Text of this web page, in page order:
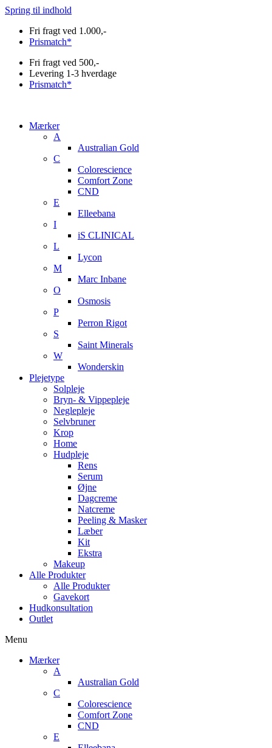
Spring til indhold
Fri fragt ved 1.000,-
Prismatch*
Fri fragt ved 500,-
Levering 1-3 hverdage
Prismatch*
Mærker
A
Australian Gold
C
Colorescience
Comfort Zone
CND
E
Elleebana
I
iS CLINICAL
L
Lycon
M
Marc Inbane
O
Osmosis
P
Perron Rigot
S
Saint Minerals
W
Wonderskin
Plejetype
Solpleje
Bryn- & Vippepleje
Neglepleje
Selvbruner
Krop
Home
Hudpleje
Rens
Serum
Øjne
Dagcreme
Natcreme
Peeling & Masker
Læber
Kit
Ekstra
Makeup
Alle Produkter
Alle Produkter
Gavekort
Hudkonsultation
Outlet
Menu
Mærker
A
Australian Gold
C
Colorescience
Comfort Zone
CND
E